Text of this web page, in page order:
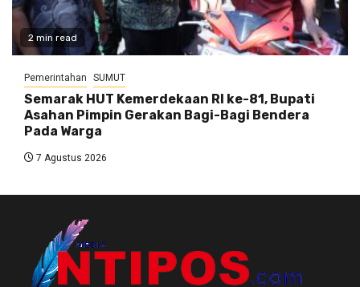
2 min read
Pemerintahan SUMUT
Semarak HUT Kemerdekaan RI ke-81, Bupati
Asahan Pimpin Gerakan Bagi-Bagi Bendera
Pada Warga
7 Agustus 2026